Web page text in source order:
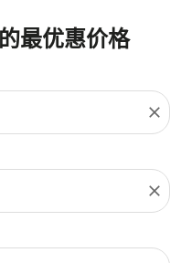
最优惠价格
close
close